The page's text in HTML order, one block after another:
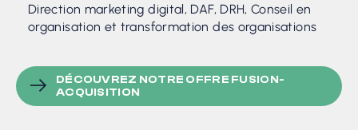
Direction marketing digital, DAF, DRH, Conseil en
organisation et transformation des organisations
DÉCOUVREZ NOTRE OFFRE FUSION-
ACQUISITION